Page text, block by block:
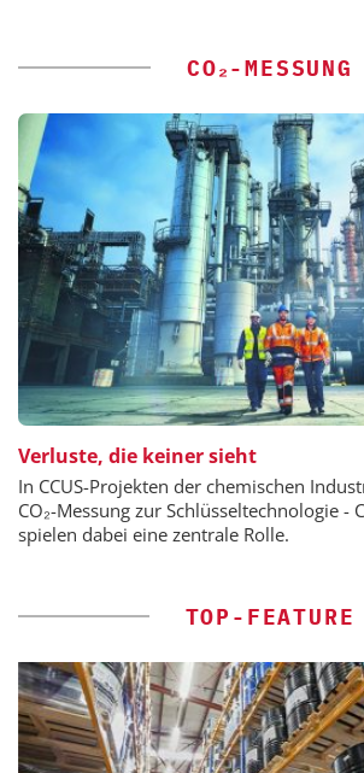
CO₂-MESSUNG
Verluste, die keiner sieht
In CCUS-Projekten der chemischen
CO₂-Messung zur Schlüsseltechnologie -
spielen dabei eine zentrale Rolle.
TOP-FEATURE